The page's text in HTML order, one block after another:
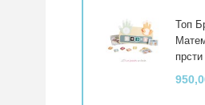
Топ
прсти